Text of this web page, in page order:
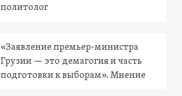
политолог
«Заявление премьер-министра
Грузии — это демагогия и часть
подготовки к выборам». Мнение